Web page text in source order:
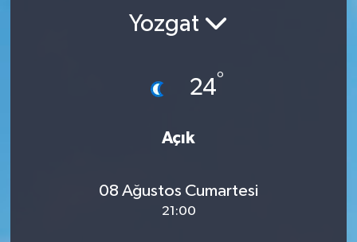
Yozgat
24°
Açık
08 Ağustos Cumartesi
21:00